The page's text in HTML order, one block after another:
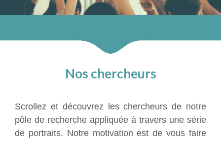
Nos chercheurs
Scrollez et découvrez les chercheurs de notre
pôle de recherche appliquée à travers une série
de portraits. Notre motivation est de vous faire